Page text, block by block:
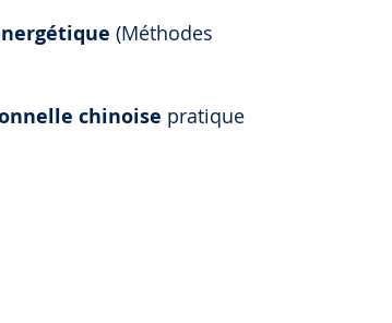
(Méthodes
chinoise pratique